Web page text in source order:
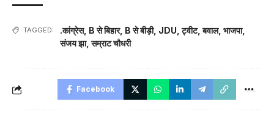
TAGGED: .कांग्रेस, B से बिहार, B से बीड़ी, JDU ,ट्वीट,बवाल, भाजपा,
संजय झा,सम्राट चौधरी
Facebook